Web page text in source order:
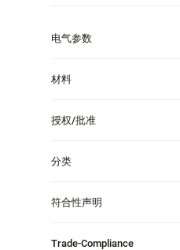
电气参数
材料
授权/批准
分类
符合性声明
Trade-Compliance